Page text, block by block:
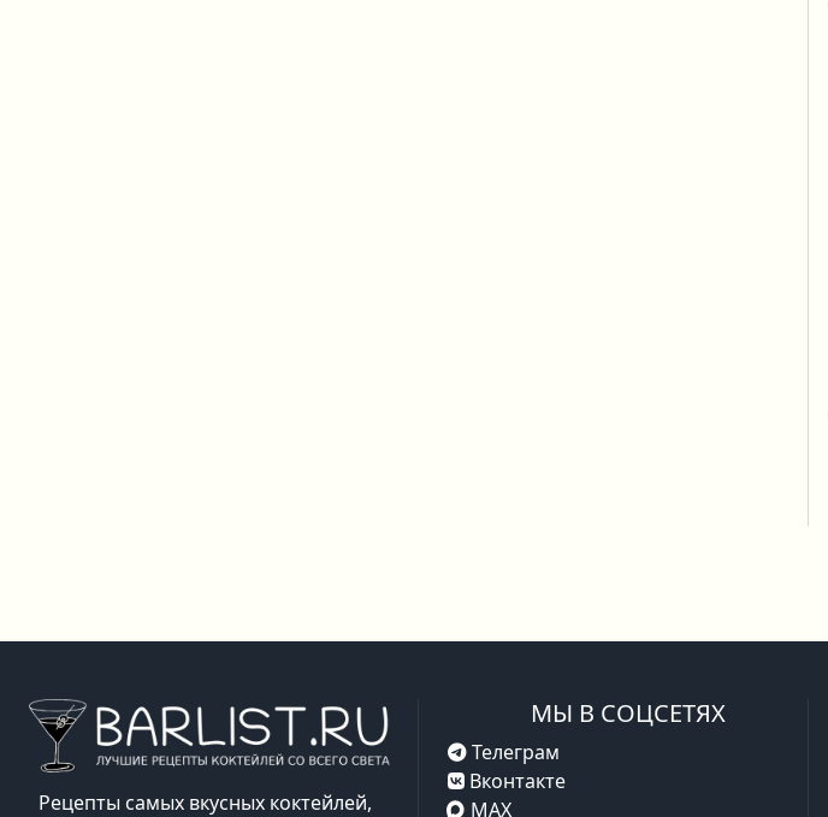
Рецепты самых вкусных коктейлей,
МЫ В СОЦСЕТЯХ
Телеграм
Вконтакте
MAX